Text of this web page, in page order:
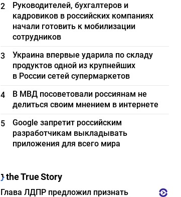
2
Руководителей, бухгалтеров и
кадровиков в российских компаниях
начали готовить к мобилизации
сотрудников
3
Украина впервые ударила по складу
продуктов одной из крупнейших
в России сетей супермаркетов
4
В МВД посоветовали россиянам не
делиться своим мнением в интернете
5
Google запретит российским
разработчикам выкладывать
приложения для всего мира